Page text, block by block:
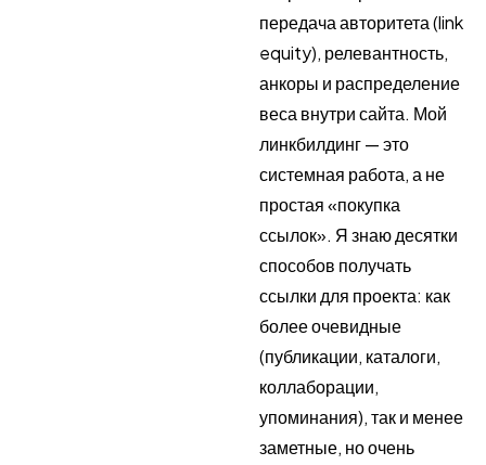
передача авторитета (link
equity), релевантность,
анкоры и распределение
веса внутри сайта. Мой
линкбилдинг — это
системная работа, а не
простая «покупка
ссылок». Я знаю десятки
способов получать
ссылки для проекта: как
более очевидные
(публикации, каталоги,
коллаборации,
упоминания), так и менее
заметные, но очень